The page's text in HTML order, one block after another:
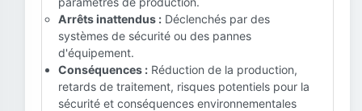
Arrêts inattendus : Déclenchés par des
systèmes de sécurité ou des pannes
d'équipement.
Conséquences : Réduction de la production,
retards de traitement, risques potentiels pour la
sécurité et conséquences environnementales